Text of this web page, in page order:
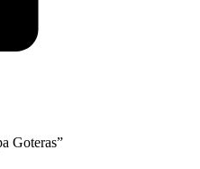
Goteras”